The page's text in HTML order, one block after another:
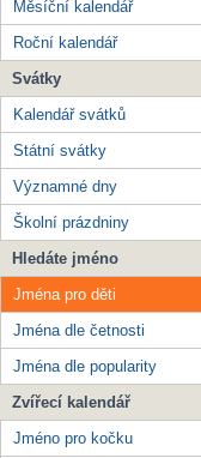
Měsíční kalendář
Roční kalendář
Svátky
Kalendář svátků
Státní svátky
Významné dny
Školní prázdniny
Hledáte jméno
Jména pro děti
Jména dle četnosti
Jména dle popularity
Zvířecí kalendář
Jméno pro kočku